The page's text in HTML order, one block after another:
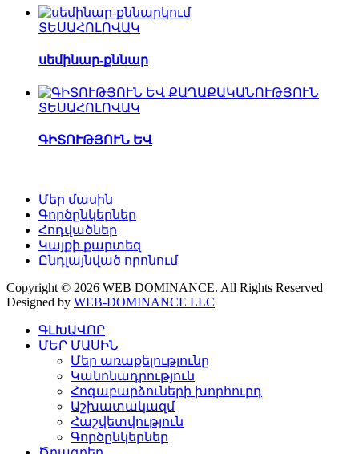
ՏԵՍԱՀՈԼՈՎԱԿ
սեմինար-քննար
ՏԵՍԱՀՈԼՈՎԱԿ
ԳԻՏՈՒԹՅՈՒՆ ԵՎ
Մեր մասին
Գործընկերներ
Հոդվածներ
Կայքի քարտեզ
Ընդլայնված որոնում
Copyright © 2026 WEB DOMINANCE. All Rights Reserved
Designed by WEB-DOMINANCE LLC
ԳԼԽԱՎՈՐ
ՄԵՐ ՄԱՍԻՆ
Մեր առաքելությունը
Կանոնադրություն
Հոգաբարձուների խորհուրդ
Աշխատակազմ
Հաշվետվություն
Գործընկերներ